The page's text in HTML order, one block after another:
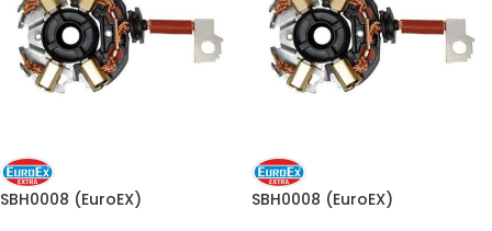
SBH0008 (EuroEX) SBH0008 (EuroEX)